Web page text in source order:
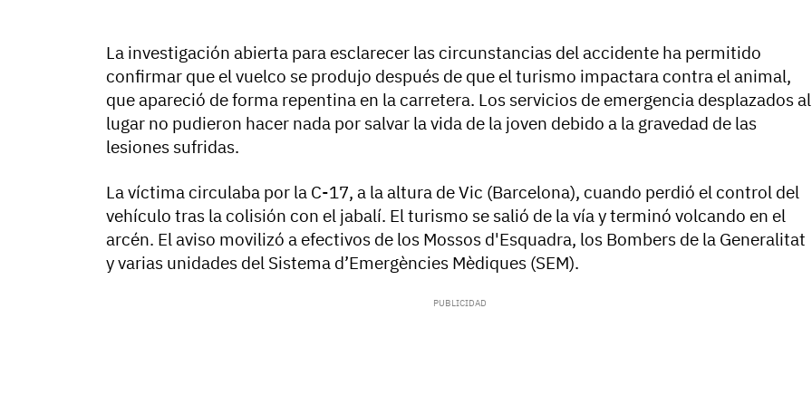
La investigación abierta para esclarecer las circunstancias del accidente ha permitido
confirmar que el vuelco se produjo después de que el turismo impactara contra el animal,
que apareció de forma repentina en la carretera. Los servicios de emergencia desplazados al
lugar no pudieron hacer nada por salvar la vida de la joven debido a la gravedad de las
lesiones sufridas.
La víctima circulaba por la C-17, a la altura de Vic (Barcelona), cuando perdió el control del
vehículo tras la colisión con el jabalí. El turismo se salió de la vía y terminó volcando en el
arcén. El aviso movilizó a efectivos de los Mossos d'Esquadra, los Bombers de la Generalitat
y varias unidades del Sistema d’Emergències Mèdiques (SEM).